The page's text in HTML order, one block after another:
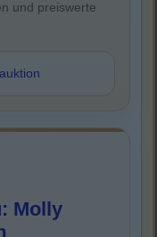
und preiswerte
Molly